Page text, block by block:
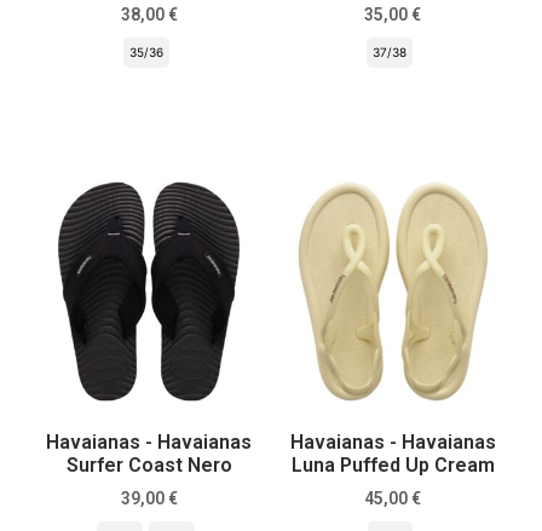
38,00 €
35/36
35,00 €
37/38
Havaianas - Havaianas
Surfer Coast Nero
39,00 €
Havaianas - Havaianas
Luna Puffed Up Cream
45,00 €